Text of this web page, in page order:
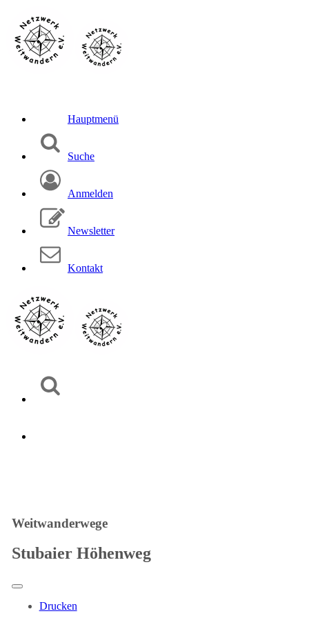
Hauptmenü
Suche
Anmelden
Newsletter
Kontakt
Weitwanderwege
Stubaier Höhenweg
Drucken